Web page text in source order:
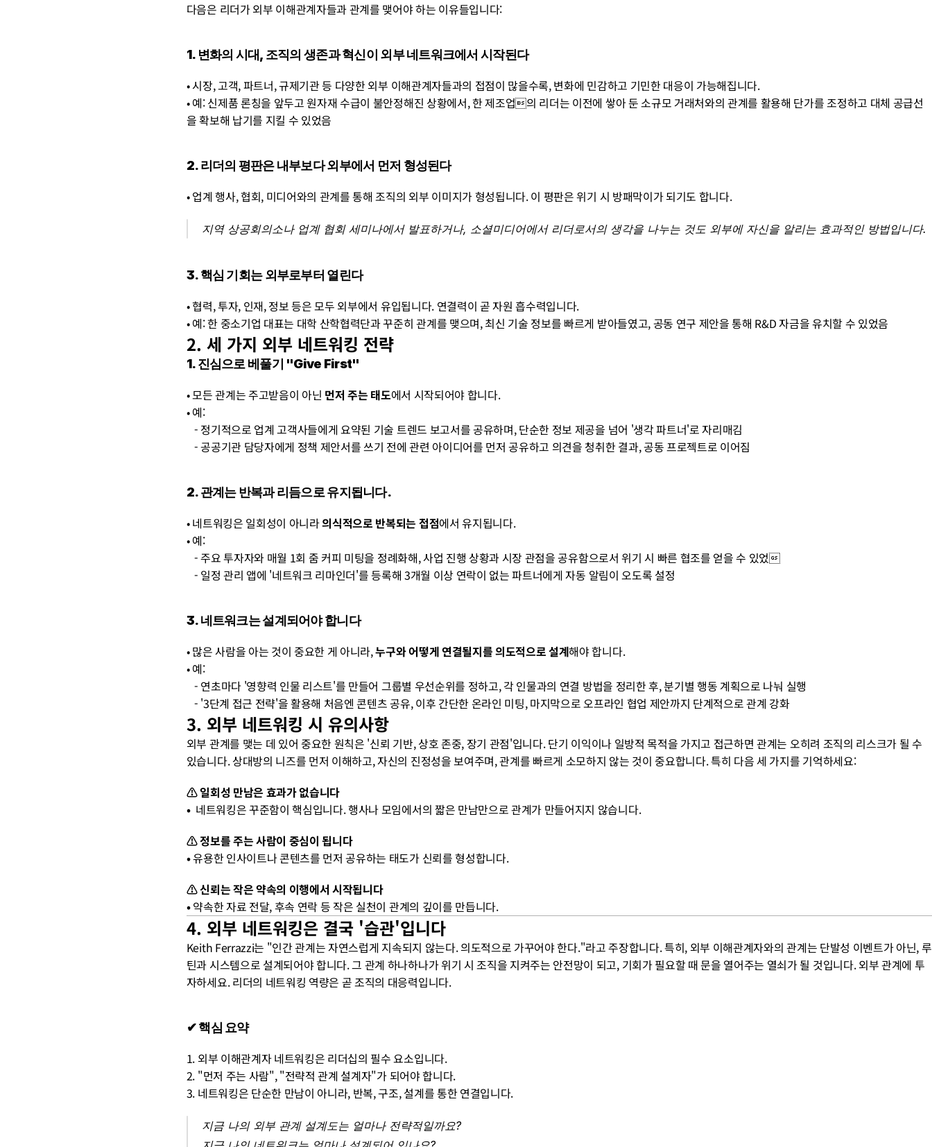
다음은 리더가 외부 이해관계자들과 관계를 맺어야 하는 이유들입니다:
1. 변화의 시대, 조직의 생존과 혁신이 외부 네트워크에서 시작된다
• 시장, 고객, 파트너, 규제기관 등 다양한 외부 이해관계자들과의 접점이 많을수록, 변화에 민감하고 기민한 대응이 가능해집니다.
• 예: 신제품 론칭을 앞두고 원자재 수급이 불안정해진 상황에서, 한 제조업의 리더는 이전에 쌓아 둔 소규모 거래처와의 관계를 활용해 단가를 조정하고 대체 공급선
을 확보해 납기를 지킬 수 있었음
2. 리더의 평판은 내부보다 외부에서 먼저 형성된다
• 업계 행사, 협회, 미디어와의 관계를 통해 조직의 외부 이미지가 형성됩니다. 이 평판은 위기 시 방패막이가 되기도 합니다.
지역 상공회의소나 업계 협회 세미나에서 발표하거나, 소셜미디어에서 리더로서의 생각을 나누는 것도 외부에 자신을 알리는 효과적인 방법입니다.
3. 핵심 기회는 외부로부터 열린다
• 협력, 투자, 인재, 정보 등은 모두 외부에서 유입됩니다. 연결력이 곧 자원 흡수력입니다.
• 예: 한 중소기업 대표는 대학 산학협력단과 꾸준히 관계를 맺으며, 최신 기술 정보를 빠르게 받아들였고, 공동 연구 제안을 통해 R&D 자금을 유치할 수 있었음
2. 세 가지 외부 네트워킹 전략
1. 진심으로 베풀기 "Give First"
• 모든 관계는 주고받음이 아닌 먼저 주는 태도에서 시작되어야 합니다.
• 예:
   - 정기적으로 업계 고객사들에게 요약된 기술 트렌드 보고서를 공유하며, 단순한 정보 제공을 넘어 '생각 파트너'로 자리매김
   - 공공기관 담당자에게 정책 제안서를 쓰기 전에 관련 아이디어를 먼저 공유하고 의견을 청취한 결과, 공동 프로젝트로 이어짐
2. 관계는 반복과 리듬으로 유지됩니다.
• 네트워킹은 일회성이 아니라 의식적으로 반복되는 접점에서 유지됩니다.
• 예:
   - 주요 투자자와 매월 1회 줌 커피 미팅을 정례화해, 사업 진행 상황과 시장 관점을 공유함으로서 위기 시 빠른 협조를 얻을 수 있었
   - 일정 관리 앱에 '네트워크 리마인더'를 등록해 3개월 이상 연락이 없는 파트너에게 자동 알림이 오도록 설정
3. 네트워크는 설계되어야 합니다
• 많은 사람을 아는 것이 중요한 게 아니라, 누구와 어떻게 연결될지를 의도적으로 설계해야 합니다.
• 예:
   - 연초마다 '영향력 인물 리스트'를 만들어 그룹별 우선순위를 정하고, 각 인물과의 연결 방법을 정리한 후, 분기별 행동 계획으로 나눠 실행
   - '3단계 접근 전략'을 활용해 처음엔 콘텐츠 공유, 이후 간단한 온라인 미팅, 마지막으로 오프라인 협업 제안까지 단계적으로 관계 강화
3. 외부 네트워킹 시 유의사항
외부 관계를 맺는 데 있어 중요한 원칙은 '신뢰 기반, 상호 존중, 장기 관점'입니다. 단기 이익이나 일방적 목적을 가지고 접근하면 관계는 오히려 조직의 리스크가 될 수
있습니다. 상대방의 니즈를 먼저 이해하고, 자신의 진정성을 보여주며, 관계를 빠르게 소모하지 않는 것이 중요합니다. 특히 다음 세 가지를 기억하세요:
⚠️ 일회성 만남은 효과가 없습니다
• 네트워킹은 꾸준함이 핵심입니다. 행사나 모임에서의 짧은 만남만으로 관계가 만들어지지 않습니다.
⚠️ 정보를 주는 사람이 중심이 됩니다
• 유용한 인사이트나 콘텐츠를 먼저 공유하는 태도가 신뢰를 형성합니다.
⚠️ 신뢰는 작은 약속의 이행에서 시작됩니다
• 약속한 자료 전달, 후속 연락 등 작은 실천이 관계의 깊이를 만듭니다.
4. 외부 네트워킹은 결국 '습관'입니다
Keith Ferrazzi는 "인간 관계는 자연스럽게 지속되지 않는다. 의도적으로 가꾸어야 한다."라고 주장합니다. 특히, 외부 이해관계자와의 관계는 단발성 이벤트가 아닌, 루
틴과 시스템으로 설계되어야 합니다. 그 관계 하나하나가 위기 시 조직을 지켜주는 안전망이 되고, 기회가 필요할 때 문을 열어주는 열쇠가 될 것입니다. 외부 관계에 투
자하세요. 리더의 네트워킹 역량은 곧 조직의 대응력입니다.
✔ 핵심 요약
1. 외부 이해관계자 네트워킹은 리더십의 필수 요소입니다.
2. "먼저 주는 사람", "전략적 관계 설계자"가 되어야 합니다.
3. 네트워킹은 단순한 만남이 아니라, 반복, 구조, 설계를 통한 연결입니다.
지금 나의 외부 관계 설계도는 얼마나 전략적일까요?